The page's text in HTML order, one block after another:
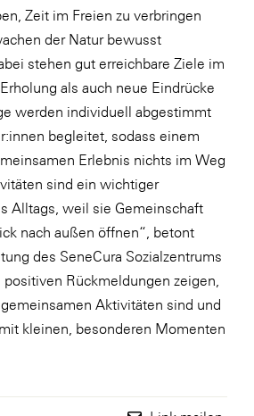
Medien Österreich
Fahrzeughandel und
Zeit im Freien zu verbringen
der Natur bewusst
stehen gut erreichbare Ziele im
als auch neue Eindrücke
werden individuell abgestimmt
begleitet, sodass einem
Erlebnis nichts im Weg
sind ein wichtiger
Alltags, weil sie Gemeinschaft
nach außen öffnen“, betont
des SeneCura Sozialzentrums
Rückmeldungen zeigen,
Aktivitäten sind und
kleinen, besonderen Momenten